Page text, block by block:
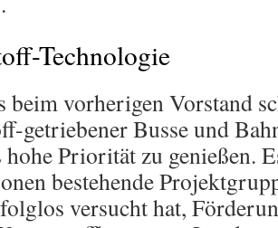
Technologie
beim vorherigen Vorstand
getriebener Busse und
hohe Priorität zu genießen.
bestehende
versucht hat,